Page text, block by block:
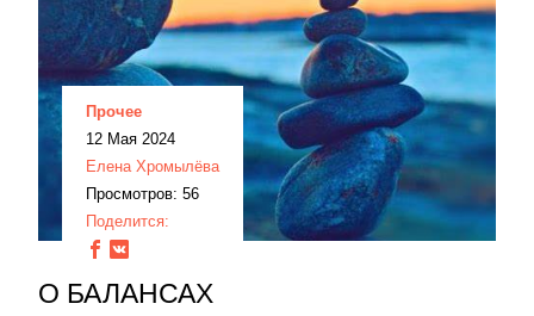
Прочее
12 Мая 2024
Елена Хромылёва
Просмотров: 56
Поделится:
О БАЛАНСАХ